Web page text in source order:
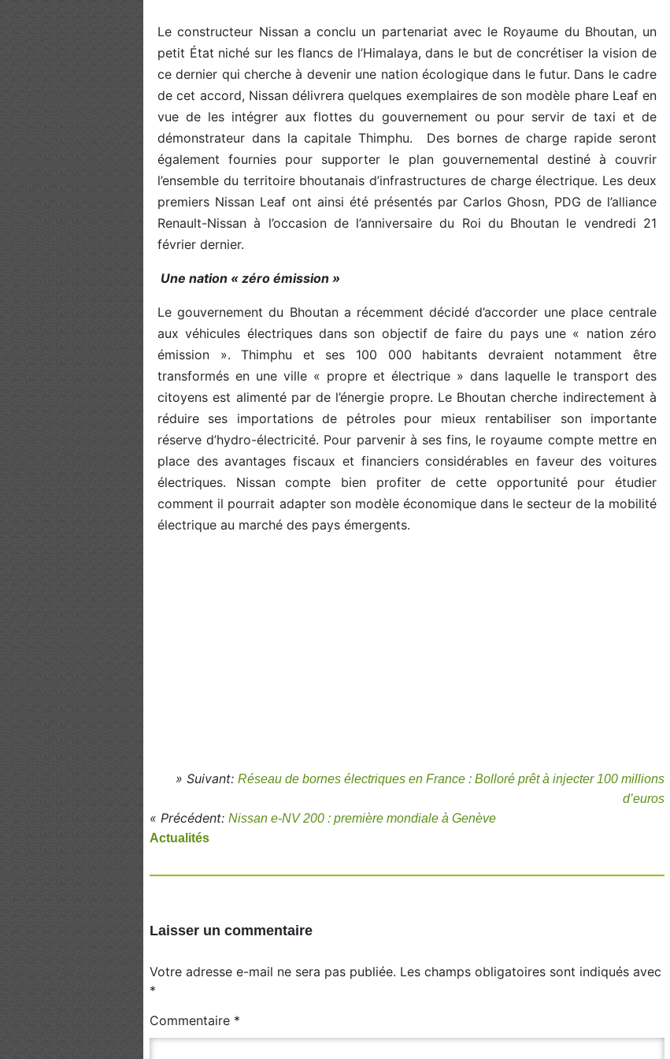
Le constructeur Nissan a conclu un partenariat avec le Royaume du Bhoutan, un
petit État niché sur les flancs de l’Himalaya, dans le but de concrétiser la vision de
ce dernier qui cherche à devenir une nation écologique dans le futur. Dans le cadre
de cet accord, Nissan délivrera quelques exemplaires de son modèle phare Leaf en
vue de les intégrer aux flottes du gouvernement ou pour servir de taxi et de
démonstrateur dans la capitale Thimphu. Des bornes de charge rapide seront
également fournies pour supporter le plan gouvernemental destiné à couvrir
l’ensemble du territoire bhoutanais d’infrastructures de charge électrique. Les deux
premiers Nissan Leaf ont ainsi été présentés par Carlos Ghosn, PDG de l’alliance
Renault-Nissan à l’occasion de l’anniversaire du Roi du Bhoutan le vendredi 21
février dernier.
Une nation « zéro émission »
Le gouvernement du Bhoutan a récemment décidé d’accorder une place centrale
aux véhicules électriques dans son objectif de faire du pays une « nation zéro
émission ». Thimphu et ses 100 000 habitants devraient notamment être
transformés en une ville « propre et électrique » dans laquelle le transport des
citoyens est alimenté par de l’énergie propre. Le Bhoutan cherche indirectement à
réduire ses importations de pétroles pour mieux rentabiliser son importante
réserve d’hydro-électricité. Pour parvenir à ses fins, le royaume compte mettre en
place des avantages fiscaux et financiers considérables en faveur des voitures
électriques. Nissan compte bien profiter de cette opportunité pour étudier
comment il pourrait adapter son modèle économique dans le secteur de la mobilité
électrique au marché des pays émergents.
» Suivant: Réseau de bornes électriques en France : Bolloré prêt à injecter 100 millions
d’euros
« Précédent: Nissan e-NV 200 : première mondiale à Genève
Actualités
Laisser un commentaire
Votre adresse e-mail ne sera pas publiée. Les champs obligatoires sont indiqués avec
*
Commentaire *